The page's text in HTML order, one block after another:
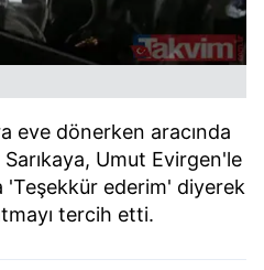
eve dönerken aracında
Umut Evirgen'le
'Teşekkür ederim' diyerek
tercih etti.